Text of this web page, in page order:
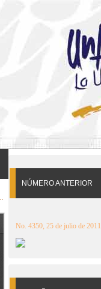
NÚMERO ANTERIOR
No. 4350, 25 de julio de 2011